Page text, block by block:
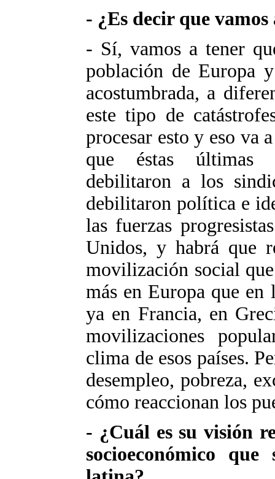
- ¿Es decir que
- Sí, vamos a tener
población de Europa
acostumbrada, a
este tipo de
procesar esto y eso va
que éstas últimas
debilitaron a los
debilitaron política e
las fuerzas
Unidos, y habrá que
movilización social
más en Europa que en
ya en Francia, en
movilizaciones
clima de esos países.
desempleo, pobreza,
cómo reaccionan los
- ¿Cuál es su visión
socioeconómico